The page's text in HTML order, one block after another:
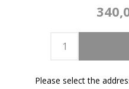
Please select the